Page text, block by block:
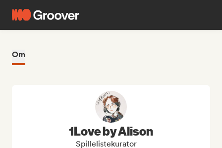
Om
1Love by Alison
Spillelistekurator